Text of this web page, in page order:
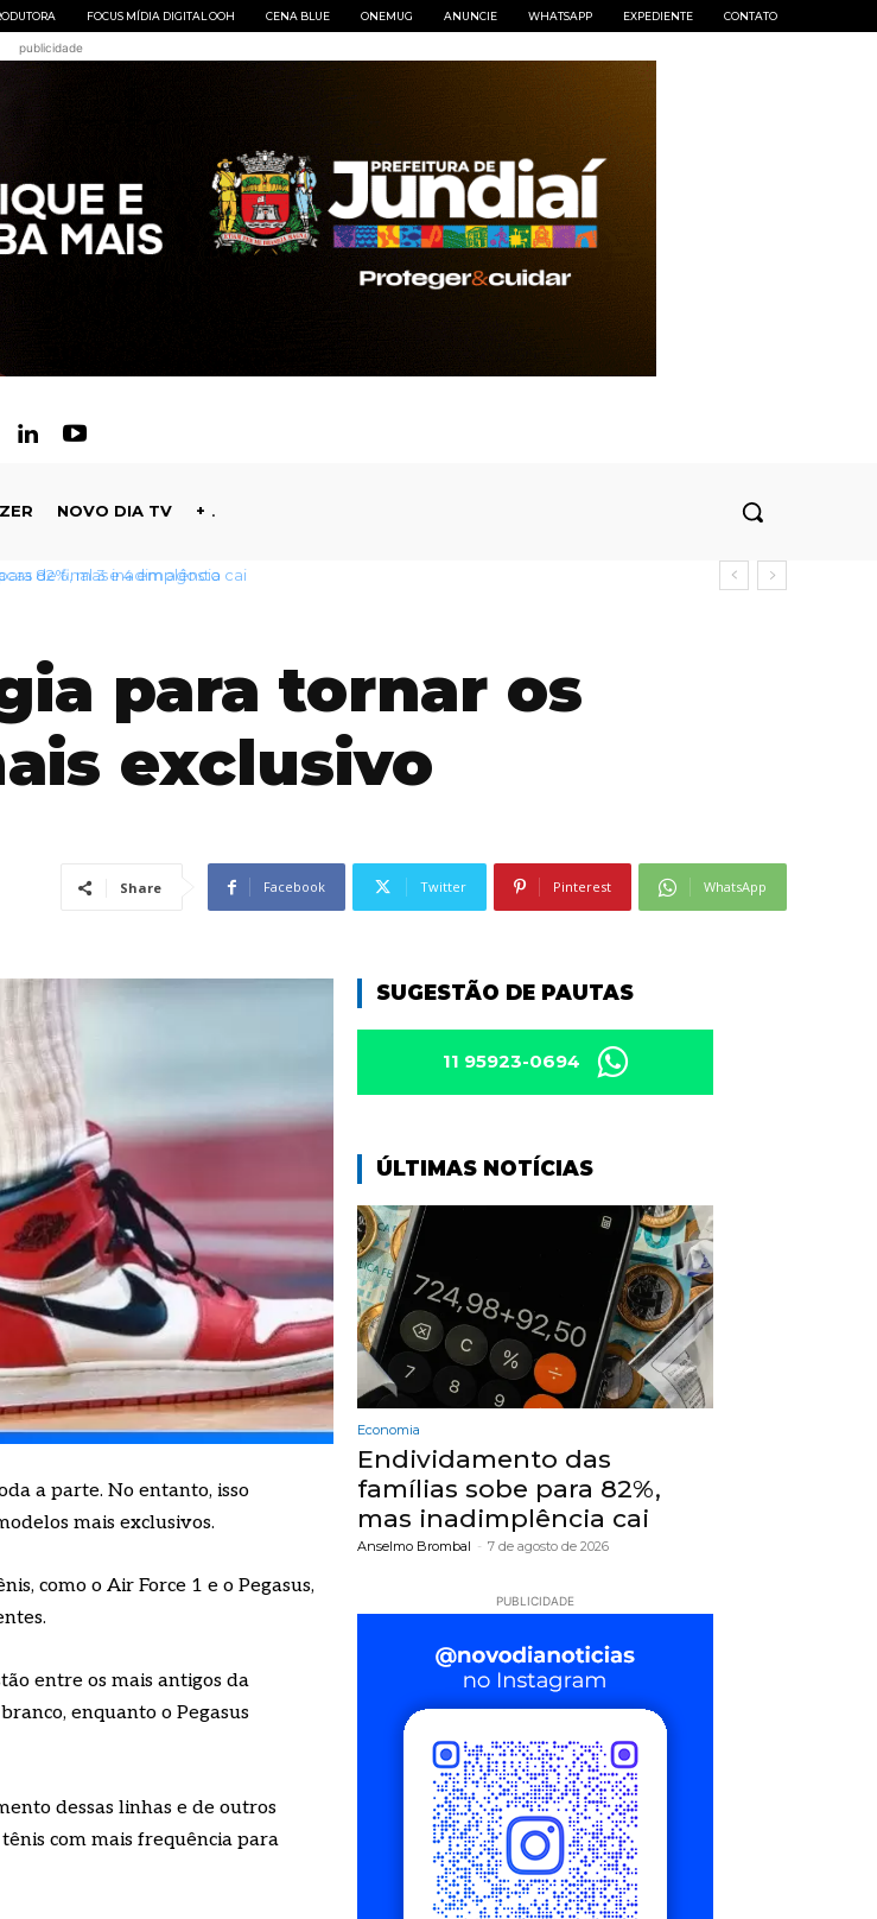
FOCUS MÍDIA DIGITAL OOH CENA BLUE ONEMUG ANUNCIE WHATSAPP EXPEDIENTE CONTATO
publicidade
NOVO DIA TV +
82%, mas inadimplência cai
para tornar os
exclusivo
Share Facebook Twitter Pinterest WhatsApp
a parte. No entanto, isso
mais exclusivos.
como o Air Force 1 e o Pegasus,
entre os mais antigos da
enquanto o Pegasus
dessas linhas e de outros
com mais frequência para
SUGESTÃO DE PAUTAS
11 95923-0694
ÚLTIMAS NOTÍCIAS
Economia
Endividamento das
famílias sobe para 82%,
mas inadimplência cai
Anselmo Brombal - 7 de agosto de 2026
PUBLICIDADE